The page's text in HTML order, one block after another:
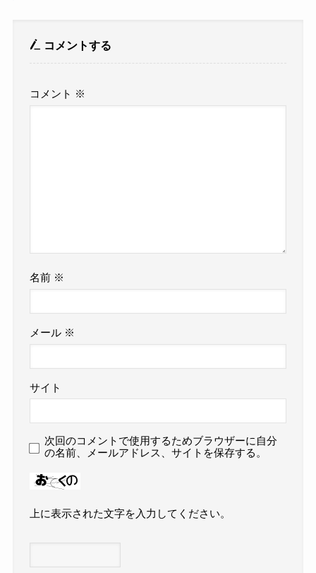
コメントする
コメント ※
名前 ※
メール ※
サイト
次回のコメントで使用するためブラウザーに自分
の名前、メールアドレス、サイトを保存する。
上に表示された文字を入力してください。